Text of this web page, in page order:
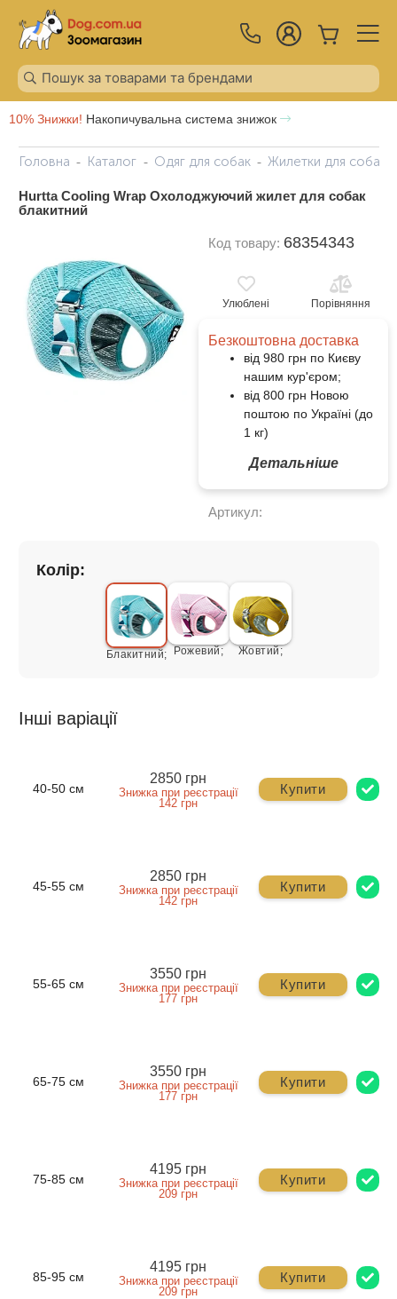
10% Знижки! Накопичувальна система знижок
Головна Каталог Одяг для собак Жилетки для собак
Hurtta Cooling Wrap Охолоджуючий жилет для собак
блакитний
Код товару: 68354343
Улюблені Порівняння
Безкоштовна доставка
від 980 грн по Києву
нашим кур'єром;
від 800 грн Новою
поштою по Україні (до
1 кг)
Детальніше
Артикул:
Колір:
Блакитний; Рожевий; Жовтий;
Інші варіації
40-50 см
2850 грн
Знижка при реєстрації
142 грн
Купити
45-55 см
2850 грн
Знижка при реєстрації
142 грн
Купити
55-65 см
3550 грн
Знижка при реєстрації
177 грн
Купити
65-75 см
3550 грн
Знижка при реєстрації
177 грн
Купити
75-85 см
4195 грн
Знижка при реєстрації
209 грн
Купити
85-95 см
4195 грн
Знижка при реєстрації
209 грн
Купити